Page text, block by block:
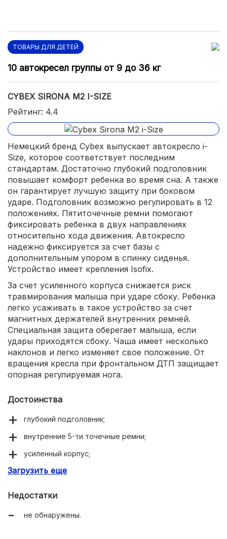
ТОВАРЫ ДЛЯ ДЕТЕЙ
10 автокресел группы от 9 до 36 кг
CYBEX SIRONA M2 I-SIZE
Рейтинг: 4.4
Немецкий бренд Cybex выпускает автокресло i-
Size, которое соответствует последним
стандартам. Достаточно глубокий подголовник
повышает комфорт ребенка во время сна. А также
он гарантирует лучшую защиту при боковом
ударе. Подголовник возможно регулировать в 12
положениях. Пятиточечные ремни помогают
фиксировать ребенка в двух направлениях
относительно хода движения. Автокресло
надежно фиксируется за счет базы с
дополнительным упором в спинку сиденья.
Устройство имеет крепления Isofix.
За счет усиленного корпуса снижается риск
травмирования малыша при ударе сбоку. Ребенка
легко усаживать в такое устройство за счет
магнитных держателей внутренних ремней.
Специальная защита оберегает малыша, если
удары приходятся сбоку. Чаша имеет несколько
наклонов и легко изменяет свое положение. От
вращения кресла при фронтальном ДТП защищает
опорная регулируемая нога.
Достоинства
глубокий подголовник;
внутренние 5-ти точечные ремни;
усиленный корпус;
крепление Isofix;
Загрузить еще
Недостатки
не обнаружены.